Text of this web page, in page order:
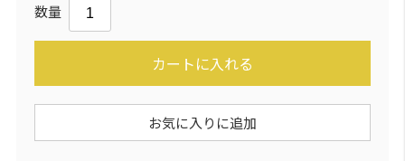
数量
カートに入れる
お気に入りに追加